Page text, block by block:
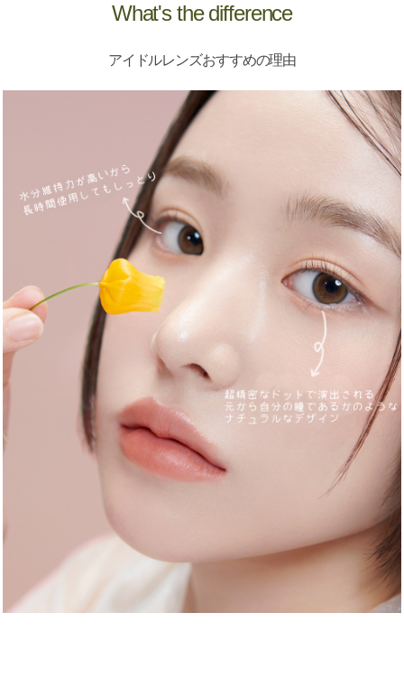
What's the difference
アイドルレンズおすすめの理由